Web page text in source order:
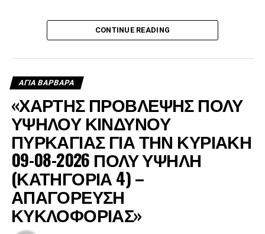
Όπως εξήγησε, ο Δήμος έστειλε υδροφόρα στις πληγείσες
περιοχές, η οποία αρχικά χρησιμοποιήθηκε για τον
νερό τα ελικόπτερα, ενώ μετά τη δύση του ήλιου συνέχισε
να τροφοδοτεί με νερό τα πυροσβεστικά οχήματα.
CONTINUE READING
ΑΓΙΑ ΒΑΡΒΑΡΑ
«ΧΑΡΤΗΣ ΠΡΟΒΛΕΨΗΣ ΠΟΛΥ
ΥΨΗΛΟΥ ΚΙΝΔΥΝΟΥ
ΠΥΡΚΑΓΙΑΣ ΓΙΑ ΤΗΝ ΚΥΡΙΑΚΗ
09-08-2026 ΠΟΛΥ ΥΨΗΛΗ
(ΚΑΤΗΓΟΡΙΑ 4) –
ΑΠΑΓΟΡΕΥΣΗ
ΚΥΚΛΟΦΟΡΙΑΣ»